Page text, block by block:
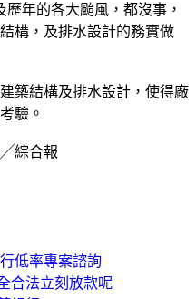
年的各大颱風，都沒事，
構，及排水設計的務實做
築結構及排水設計，使得廠
驗。
╱綜合報
低率專案諮詢
合法立刻放款呢